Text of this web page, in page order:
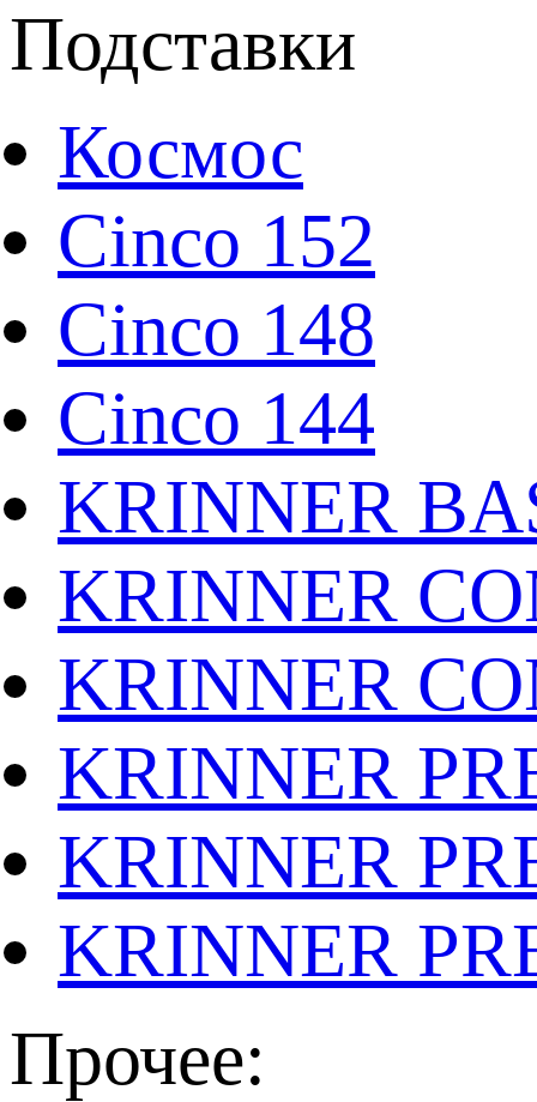
Подставки
Космос
Cinco 152
Cinco 148
Cinco 144
KRINNER
KRINNER
KRINNER
KRINNER
KRINNER
KRINNER
Прочее: